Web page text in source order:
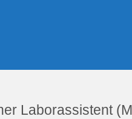
Laborassistent